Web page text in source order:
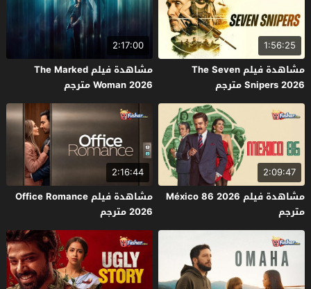
1:56:25
مشاهدة فيلم The Seven
Snipers 2026 مترجم
2:17:00
مشاهدة فيلم The Marked
Woman 2026 مترجم
2:09:47
مشاهدة فيلم México 86 2026
مترجم
2:16:44
مشاهدة فيلم Office Romance
2026 مترجم